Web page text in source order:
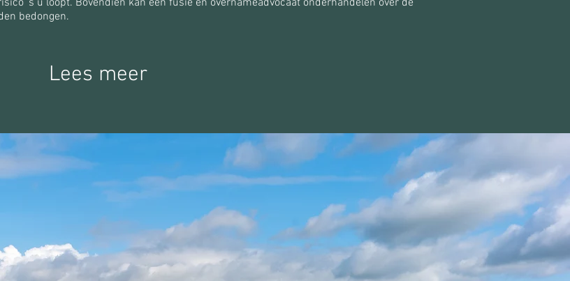
u loopt. Bovendien kan een fusie en overnameadvocaat onderhandelen over de
bedongen.
Lees meer